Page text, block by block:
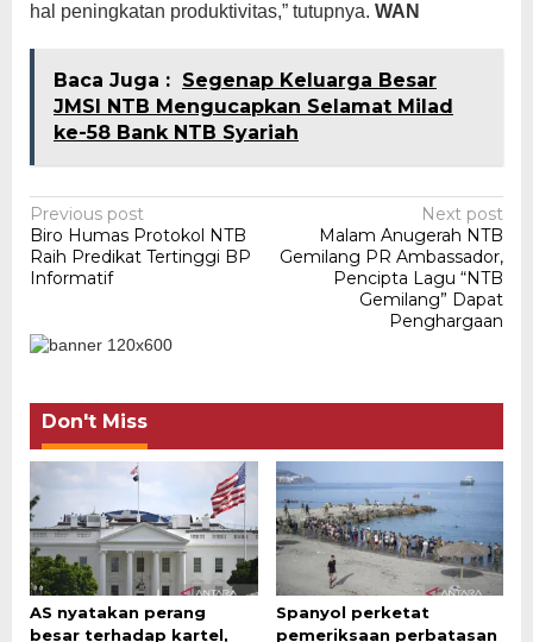
hal peningkatan produktivitas,” tutupnya. WAN
Baca Juga : Segenap Keluarga Besar
JMSI NTB Mengucapkan Selamat Milad
ke-58 Bank NTB Syariah
Post
navigation
Previous post
Biro Humas Protokol NTB
Raih Predikat Tertinggi BP
Informatif
Next post
Malam Anugerah NTB
Gemilang PR Ambassador,
Pencipta Lagu “NTB
Gemilang” Dapat
Penghargaan
Don't Miss
AS nyatakan perang
besar terhadap kartel,
Spanyol perketat
pemeriksaan perbatasan